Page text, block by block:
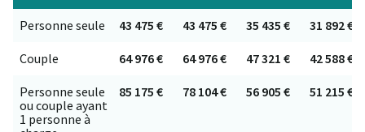
Personne seule 43 475 € 43 475 € 35 435 € 31 892 €
Couple 64 976 € 64 976 € 47 321 € 42 588 €
Personne seule
ou couple ayant
1 personne à
85 175 € 78 104 € 56 905 € 51 215 €